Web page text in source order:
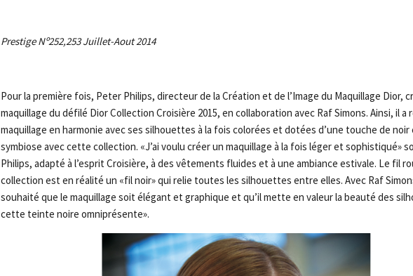
Prestige Nº252,253 Juillet-Aout 2014
Pour la première fois, Peter Philips, directeur de la Création et de l’Image du Maquillage Dior,
maquillage du défilé Dior Collection Croisière 2015, en collaboration avec Raf Simons. Ainsi, il a
maquillage en harmonie avec ses silhouettes à la fois colorées et dotées d’une touche de
symbiose avec cette collection. «J’ai voulu créer un maquillage à la fois léger et sophistiqué»
Philips, adapté à l’esprit Croisière, à des vêtements fluides et à une ambiance estivale. Le fil
collection est en réalité un «fil noir» qui relie toutes les silhouettes entre elles. Avec Raf
souhaité que le maquillage soit élégant et graphique et qu’il mette en valeur la beauté des
cette teinte noire omniprésente».